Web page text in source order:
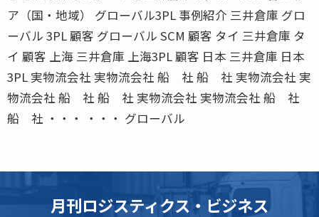
ア（国・地域） グローバル3PL 事例紹介 三井倉庫 グロ
ーバル 3PL 顧客 グローバル SCM 顧客 タイ 三井倉庫 タ
イ 顧客 上海 三井倉庫 上海3PL 顧客 日本 三井倉庫 日本
3PL 実物流会社 実物流会社 船 社 船 社 実物流会社 実
物流会社 船 社 船 社 実物流会社 実物流会社 船 社
船 社 ・・・ ・・・ グローバル
月刊ロジスティクス・ビジネス